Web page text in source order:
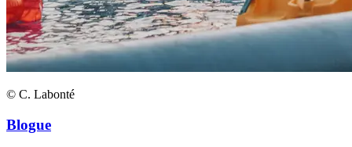
© C. Labonté
Blogue